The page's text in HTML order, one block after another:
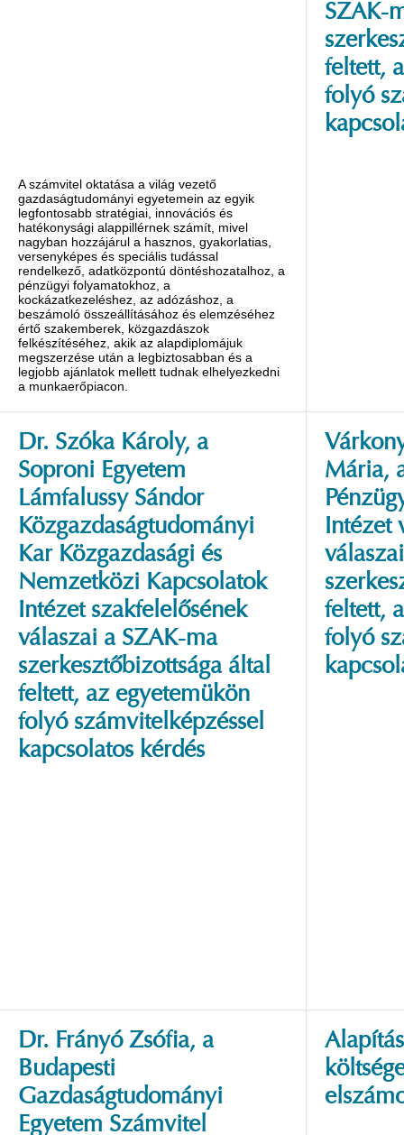
A számvitel oktatása a világ vezető
gazdaságtudományi egyetemein az egyik
legfontosabb stratégiai, innovációs és
hatékonysági alappillérnek számít, mivel
nagyban hozzájárul a hasznos, gyakorlatias,
versenyképes és speciális tudással
rendelkező, adatközpontú döntéshozatalhoz, a
pénzügyi folyamatokhoz, a
kockázatkezeléshez, az adózáshoz, a
beszámoló összeállításához és elemzéséhez
értő szakemberek, közgazdászok
felkészítéséhez, akik az alapdiplomájuk
megszerzése után a legbiztosabban és a
legjobb ajánlatok mellett tudnak elhelyezkedni
a munkaerőpiacon.
SZAK-
feltett,
folyó
Dr. Szóka Károly, a
Soproni Egyetem
Lámfalussy Sándor
Közgazdaságtudományi
Kar Közgazdasági és
Nemzetközi Kapcsolatok
Intézet szakfelelősének
válaszai a SZAK-ma
szerkesztőbizottsága által
feltett, az egyetemükön
folyó számvitelképzéssel
kapcsolatos kérdés
Mária,
Intézet
feltett,
folyó
Dr. Frányó Zsófia, a
Budapesti
Gazdaságtudományi
Egyetem Számvitel